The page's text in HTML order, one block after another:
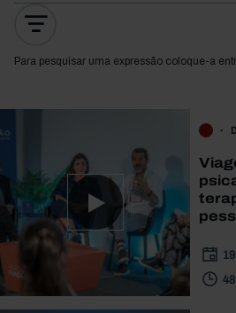
Para pesquisar uma expressão coloque-a